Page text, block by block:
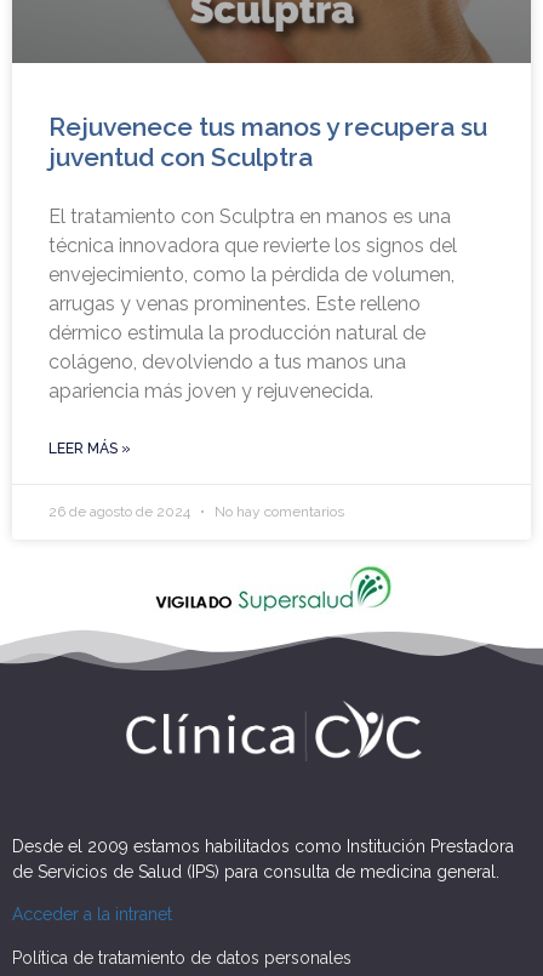
Rejuvenece tus manos y recupera su
juventud con Sculptra
El tratamiento con Sculptra en manos es una
técnica innovadora que revierte los signos del
envejecimiento, como la pérdida de volumen,
arrugas y venas prominentes. Este relleno
dérmico estimula la producción natural de
colágeno, devolviendo a tus manos una
apariencia más joven y rejuvenecida.
LEER MÁS »
26 de agosto de 2024 No hay comentarios
Desde el 2009 estamos habilitados como Institución Prestadora
de Servicios de Salud (IPS) para consulta de medicina general.
Acceder a la intranet
Política de tratamiento de datos personales